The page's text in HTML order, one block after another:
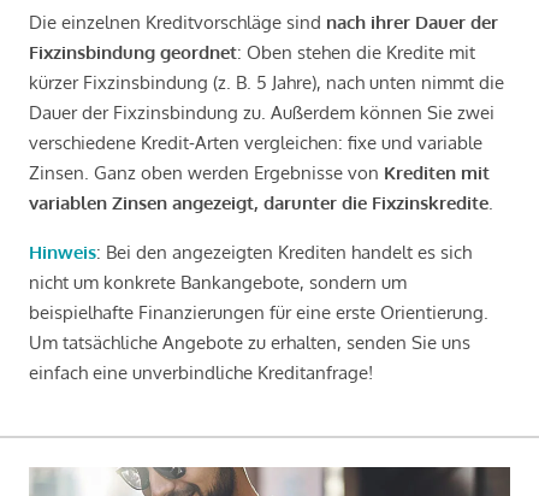
Die einzelnen Kreditvorschläge sind nach ihrer Dauer der
Fixzinsbindung geordnet: Oben stehen die Kredite mit
kürzer Fixzinsbindung (z. B. 5 Jahre), nach unten nimmt die
Dauer der Fixzinsbindung zu. Außerdem können Sie zwei
verschiedene Kredit-Arten vergleichen: fixe und variable
Zinsen. Ganz oben werden Ergebnisse von Krediten mit
variablen Zinsen angezeigt, darunter die Fixzinskredite
Hinweis: Bei den angezeigten Krediten handelt es sich
nicht um konkrete Bankangebote, sondern um
beispielhafte Finanzierungen für eine erste Orientierung.
Um tatsächliche Angebote zu erhalten, senden Sie uns
einfach eine unverbindliche Kreditanfrage!